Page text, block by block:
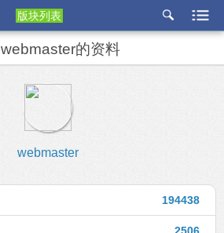
版块列表
etu
webmaster的资料
webmaster
194438